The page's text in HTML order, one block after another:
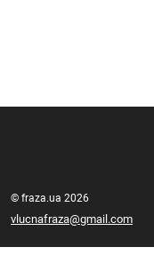
© fraza.ua 2026
vlucnafraza@gmail.com